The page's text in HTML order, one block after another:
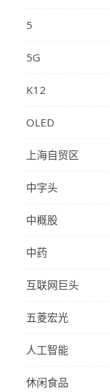
5
5G
K12
OLED
上海自贸区
中字头
中概股
中药
互联网巨头
五菱宏光
人工智能
休闲食品